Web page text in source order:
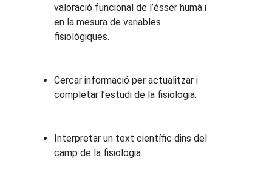
valoració funcional de l’ésser humà i
en la mesura de variables
fisiològiques.
Cercar informació per actualitzar i
completar l’estudi de la fisiologia.
Interpretar un text científic dins del
camp de la fisiologia.